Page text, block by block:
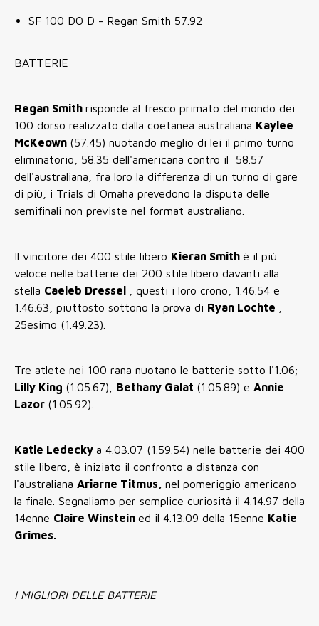
SF 100 DO D - Regan Smith 57.92
BATTERIE
Regan Smith risponde al fresco primato del mondo dei
100 dorso realizzato dalla coetanea australiana Kaylee
McKeown (57.45) nuotando meglio di lei il primo turno
eliminatorio, 58.35 dell'americana contro il 58.57
dell'australiana, fra loro la differenza di un turno di gare
di più, i Trials di Omaha prevedono la disputa delle
semifinali non previste nel format australiano.
Il vincitore dei 400 stile libero Kieran Smith è il più
veloce nelle batterie dei 200 stile libero davanti alla
stella Caeleb Dressel
, questi i loro crono, 1.46.54 e
1.46.63, piuttosto sottono la prova di Ryan Lochte
25esimo (1.49.23).
Tre atlete nei 100 rana nuotano le batterie sotto l'1.06;
Lilly King (1.05.67), Bethany Galat (1.05.89) e Annie
Lazor (1.05.92).
Katie Ledecky a 4.03.07 (1.59.54) nelle batterie dei 400
stile libero, è iniziato il confronto a distanza con
l'australiana Ariarne Titmus, nel pomeriggio americano
la finale. Segnaliamo per semplice curiosità il 4.14.97 della
14enne Claire Winstein ed il 4.13.09 della 15enne Katie
Grimes.
I MIGLIORI DELLE BATTERIE